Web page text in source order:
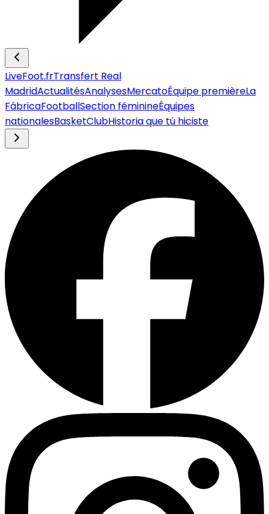
LiveFoot.frTransfert Real
MadridActualitésAnalysesMercatoÉquipe premièreLa
FábricaFootballSection féminineÉquipes
nationalesBasketClubHistoria que tú hiciste